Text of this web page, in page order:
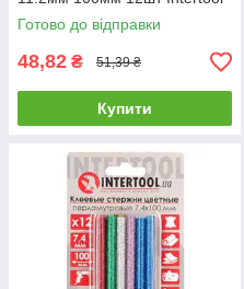
(RT-тисячу двадцять дев'ять)
|Готово до відправки
48,82 ₴ 51,39 ₴
Купити